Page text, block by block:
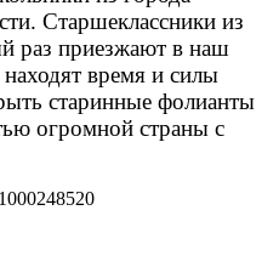
Старшеклассники из
приезжают в наш
время и силы
старинные фолианты
огромной страны с